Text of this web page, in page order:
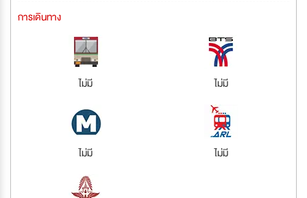
การเดินทาง
ไม่มี ไม่มี
ไม่มี ไม่มี